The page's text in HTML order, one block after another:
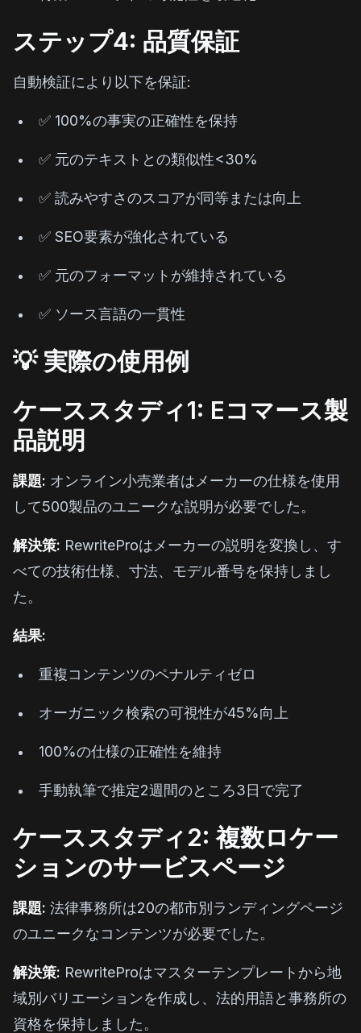
ステップ4: 品質保証
自動検証により以下を保証:
✅ 100%の事実の正確性を保持
✅ 元のテキストとの類似性<30%
✅ 読みやすさのスコアが同等または向上
✅ SEO要素が強化されている
✅ 元のフォーマットが維持されている
✅ ソース言語の一貫性
💡 実際の使用例
ケーススタディ1: Eコマース製
品説明
課題: オンライン小売業者はメーカーの仕様を使用
して500製品のユニークな説明が必要でした。
解決策: RewriteProはメーカーの説明を変換し、す
べての技術仕様、寸法、モデル番号を保持しまし
た。
結果:
重複コンテンツのペナルティゼロ
オーガニック検索の可視性が45%向上
100%の仕様の正確性を維持
手動執筆で推定2週間のところ3日で完了
ケーススタディ2: 複数ロケー
ションのサービスページ
課題: 法律事務所は20の都市別ランディングページ
のユニークなコンテンツが必要でした。
解決策: RewriteProはマスターテンプレートから地
域別バリエーションを作成し、法的用語と事務所の
資格を保持しました。